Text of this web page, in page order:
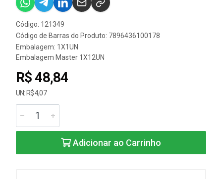
Código: 121349
Código de Barras do Produto: 7896436100178
Embalagem: 1X1UN
Embalagem Master 1X12UN
R$ 48,84
UN: R$ 4,07
Adicionar ao Carrinho